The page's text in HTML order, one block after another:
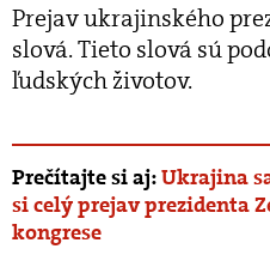
Prejav ukrajinského
slová. Tieto slová sú
ľudských životov.
Prečítajte si aj:Ukrajina
si celý prejav prezidenta
kongrese